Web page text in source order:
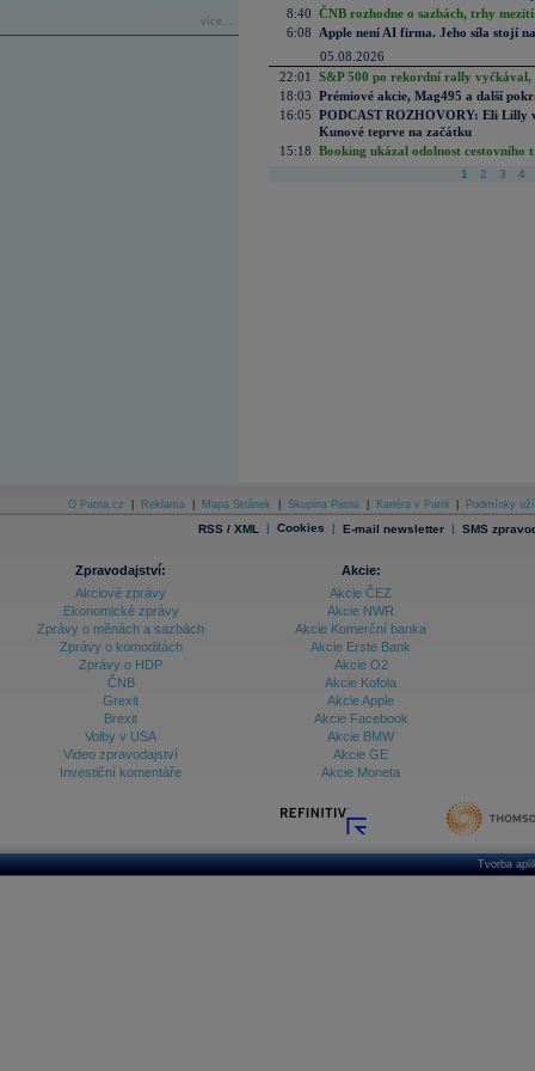
více...
8:40 ČNB rozhodne o sazbách, trhy
6:08
Apple není AI firma. Jeho síla stojí
05.08.2026
22:01
S&P 500 po rekordní rally vyčkával,
18:03 Prémiové akcie, Mag495 a další
16:05 PODCAST ROZHOVORY: Eli Lilly
Kunové teprve na začátku
15:18 Booking ukázal odolnost cestovního
1 2 3 4
O Patria.cz Reklama Mapa Stránek Skupina Patria Kariéra v Patrii Podmínky
RSS / XML | Cookies | E-mail newsletter | SMS
Zpravodajství:
Akciové zprávy
Ekonomické zprávy
Zprávy o měnách a sazbách
Zprávy o komoditách
Zprávy o HDP
ČNB
Grexit
Brexit
Volby v USA
Video zpravodajství
Investiční komentáře
Akcie:
Akcie ČEZ
Akcie NWR
Akcie Komerční banka
Akcie Erste Bank
Akcie O2
Akcie Kofola
Akcie Apple
Akcie Facebook
Akcie BMW
Akcie GE
Akcie Moneta
Tvorba